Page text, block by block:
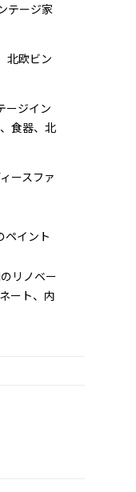
テージ家
北欧ビン
ージイン
食器、北
ースファ
ペイント
リノベー
ート、内